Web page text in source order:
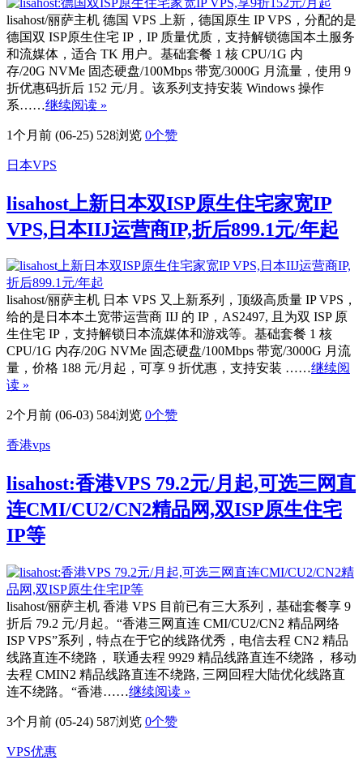
lisahost/丽萨主机 德国 VPS 上新，德国原生 IP VPS，分配的是
德国双 ISP原生住宅 IP，IP 质量优质，支持解锁德国本土服务
和流媒体，适合 TK 用户。基础套餐 1 核 CPU/1G 内
存/20G NVMe 固态硬盘/100Mbps 带宽/3000G 月流量，使用 9
折优惠码折后 152 元/月。该系列支持安装 Windows 操作
系……继续阅读 »
1个月前 (06-25) 528浏览 0个赞
日本VPS
lisahost上新日本双ISP原生住宅家宽IP
VPS,日本IIJ运营商IP,折后899.1元/年起
lisahost/丽萨主机 日本 VPS 又上新系列，顶级高质量 IP VPS，
给的是日本本土宽带运营商 IIJ 的 IP，AS2497, 且为双 ISP 原
生住宅 IP，支持解锁日本流媒体和游戏等。基础套餐 1 核
CPU/1G 内存/20G NVMe 固态硬盘/100Mbps 带宽/3000G 月流
量，价格 188 元/月起，可享 9 折优惠，支持安装 ……继续阅
读 »
2个月前 (06-03) 584浏览 0个赞
香港vps
lisahost:香港VPS 79.2元/月起,可选三网直
连CMI/CU2/CN2精品网,双ISP原生住宅
IP等
lisahost/丽萨主机 香港 VPS 目前已有三大系列，基础套餐享 9
折后 79.2 元/月起。“香港三网直连 CMI/CU2/CN2 精品网络
ISP VPS”系列，特点在于它的线路优秀，电信去程 CN2 精品
线路直连不绕路， 联通去程 9929 精品线路直连不绕路， 移动
去程 CMIN2 精品线路直连不绕路, 三网回程大陆优化线路直
连不绕路。“香港……继续阅读 »
3个月前 (05-24) 587浏览 0个赞
VPS优惠